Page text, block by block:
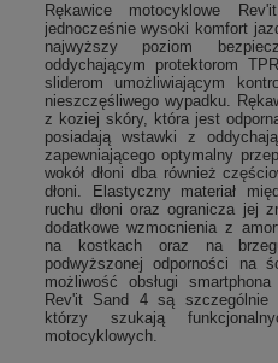
Rękawice motocyklowe
jednocześnie wysoki komfort
najwyższy poziom
oddychającym protektorom
sliderom umożliwiającym
nieszczęśliwego wypadku.
z koziej skóry, która jest
posiadają wstawki z
zapewniającego optymalny
wokół dłoni dba również
dłoni. Elastyczny materiał
ruchu dłoni oraz ogranicza jej
dodatkowe wzmocnienia z
na kostkach oraz na
podwyższonej odporności na
możliwość obsługi
Rev'it Sand 4 są szczególnie
którzy szukają
motocyklowych.